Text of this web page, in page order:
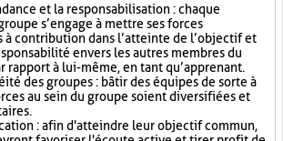
et la responsabilisation : chaque
s’engage à mettre ses forces
contribution dans l’atteinte de l’objectif et
envers les autres membres du
rapport à lui-même, en tant qu’apprenant.
des groupes : bâtir des équipes de sorte à
au sein du groupe soient diversifiées et
: afin d'atteindre leur objectif commun,